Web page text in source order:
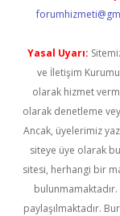
Yasal Uyarı:
ve İletişim Kurumu
olarak hizmet
olarak denetleme
Ancak, üyelerimiz
siteye üye olarak
sitesi, herhangi bir
bulunmamaktadır.
paylaşılmaktadır.